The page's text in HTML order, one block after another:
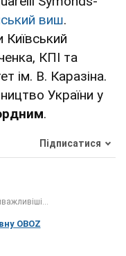
виш.
Київський
КПІ та
ім. В. Каразіна.
України у
.
Підписатися
OBOZ